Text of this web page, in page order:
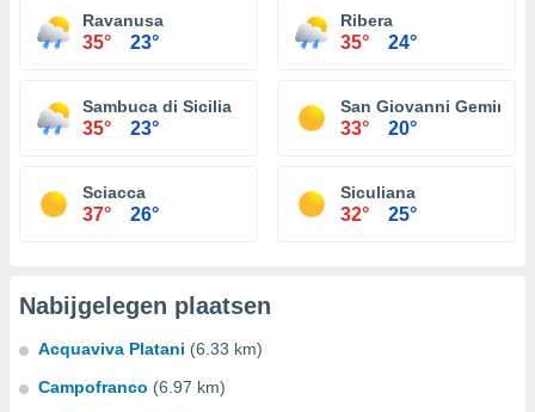
Ravanusa
35° 23°
Ribera
35° 24°
Sambuca di Sicilia
35° 23°
San Giovanni Gemini
33° 20°
Sciacca
37° 26°
Siculiana
32° 25°
Nabijgelegen plaatsen
Acquaviva Platani (6.33 km)
Campofranco (6.97 km)